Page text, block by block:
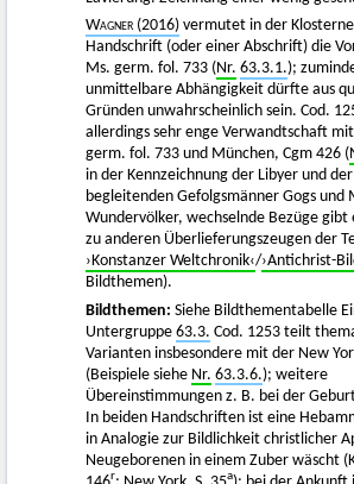
Wagner (2016) vermutet in der
Handschrift (oder einer Abschrift) die
Ms. germ. fol. 733 (Nr. 63.3.1.);
unmittelbare Abhängigkeit dürfte aus
Gründen unwahrscheinlich sein. Cod.
allerdings sehr enge Verwandtschaft
germ. fol. 733 und München, Cgm 426 (
in der Kennzeichnung der Libyer und
begleitenden Gefolgsmänner Gogs und
Wundervölker, wechselnde Bezüge gibt
zu anderen Überlieferungszeugen der
›Konstanzer Weltchronik‹/›Antichrist-
Bildthemen).
Bildthemen: Siehe Bildthementabelle
Untergruppe 63.3. Cod. 1253 teilt
Varianten insbesondere mit der New
(Beispiele siehe Nr. 63.3.6.); weitere
Übereinstimmungen z. B. bei der
In beiden Handschriften ist eine
in Analogie zur Bildlichkeit christlicher
Neugeborenen in einem Zuber wäscht
r a